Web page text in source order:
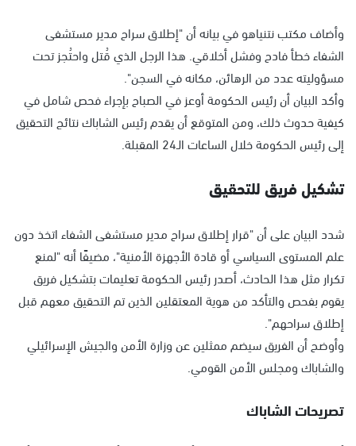
وأضاف مكتب نتنياهو في بيانه أن "إطلاق سراح مدير مستشفى
الشفاء خطأ فادح وفشل أخلاقي. هذا الرجل الذي قُتل واحتُجز تحت
مسؤوليته عدد من الرهائن، مكانه في السجن".
وأكد البيان أن رئيس الحكومة أوعز في الصباح بإجراء فحص شامل في
كيفية حدوث ذلك، ومن المتوقع أن يقدم رئيس الشاباك نتائج التحقيق
إلى رئيس الحكومة خلال الساعات الـ24 المقبلة.
تشكيل فريق للتحقيق
شدد البيان على أن "قرار إطلاق سراح مدير مستشفى الشفاء اتخذ دون
علم المستوى السياسي أو قادة الأجهزة الأمنية"، مضيفًا أنه "لمنع
تكرار مثل هذا الحادث، أصدر رئيس الحكومة تعليمات بتشكيل فريق
يقوم بفحص والتأكد من هوية المعتقلين الذين تم التحقيق معهم قبل
إطلاق سراحهم".
وأوضح أن الفريق سيضم ممثلين عن وزارة الأمن والجيش الإسرائيلي
والشاباك ومجلس الأمن القومي.
تصريحات الشاباك